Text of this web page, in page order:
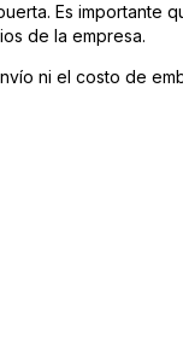
Es importante
de la empresa.
ni el costo de